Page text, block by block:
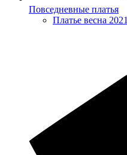
Повседневные платья
Платье весна 2021